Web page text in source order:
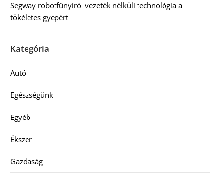
Segway robotfűnyíró: vezeték nélküli technológia a
tökéletes gyepért
Kategória
Autó
Egészségünk
Egyéb
Ékszer
Gazdaság